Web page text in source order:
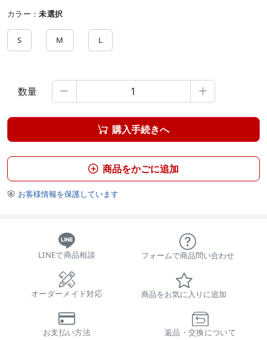
カラー：未選択
S M L
数量  
 購入手続きへ
 商品をかごに追加
 お客様情報を保護しています
LINEで商品相談 フォームで商品問い合わせ
オーダーメイド対応 商品をお気に入りに追加
お支払い方法 返品・交換について